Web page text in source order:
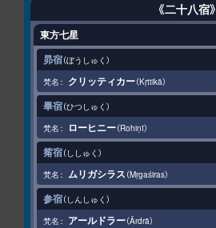
《二十八宿》
東方七星
昴宿 ぼうしゅく
クリッティカー Kṛttikā
畢宿 ひつしゅく
ローヒニー Rohiṇī
觜宿 ししゅく
ムリガシラス Mṛgaśiras
参宿 しんしゅく
アールドラー Ārdrā